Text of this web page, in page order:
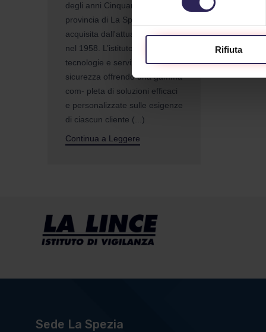
Rifiuta
degli anni Cinquanta nella
provincia di La Spezia e viene
acquisita dall'attuale proprietà
nel 1958. L’istituto si occupa di
tecnologie e servizi per la
sicurezza offrendo una gamma
com- pleta di soluzioni efficaci
e personalizzate sulle esigenze
di ciascun cliente (...)
Continua a Leggere
Sede La Spezia